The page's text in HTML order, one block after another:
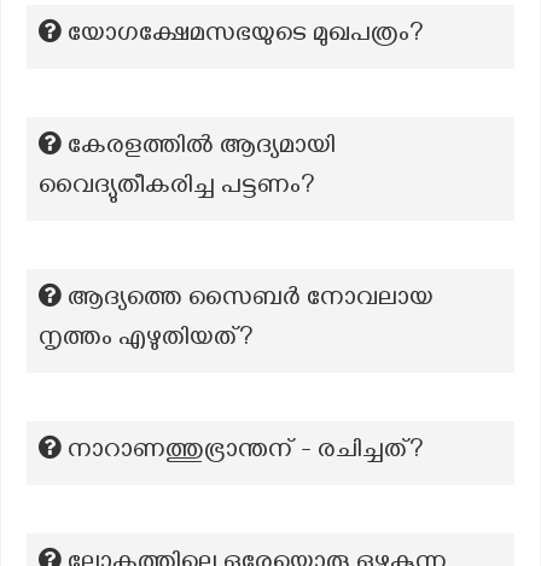
യോഗക്ഷേമസഭയുടെ മുഖപത്രം?
കേരളത്തിൽ ആദ്യമായി
വൈദ്യുതീകരിച്ച പട്ടണം?
ആദ്യത്തെ സൈബര്‍ നോവലായ
നൃത്തം എഴുതിയത്?
നാറാണത്തുഭ്രാന്തന് - രചിച്ചത്?